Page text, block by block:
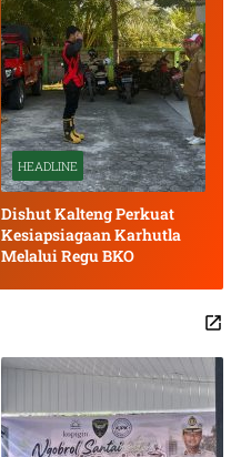
HEADLINE
Dishut Kalteng Perkuat
Kesiapsiagaan Karhutla
Melalui Regu BKO